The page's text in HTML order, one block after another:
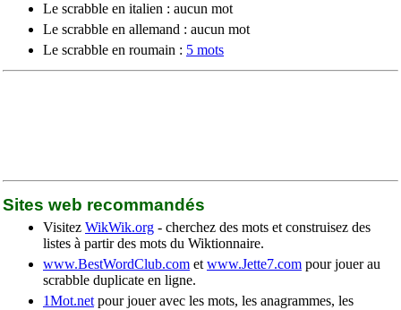
Le scrabble en italien : aucun mot
Le scrabble en allemand : aucun mot
Le scrabble en roumain : 5 mots
Sites web recommandés
Visitez WikWik.org - cherchez des mots et construisez des
listes à partir des mots du Wiktionnaire.
www.BestWordClub.com et www.Jette7.com pour jouer au
scrabble duplicate en ligne.
1Mot.net pour jouer avec les mots, les anagrammes, les